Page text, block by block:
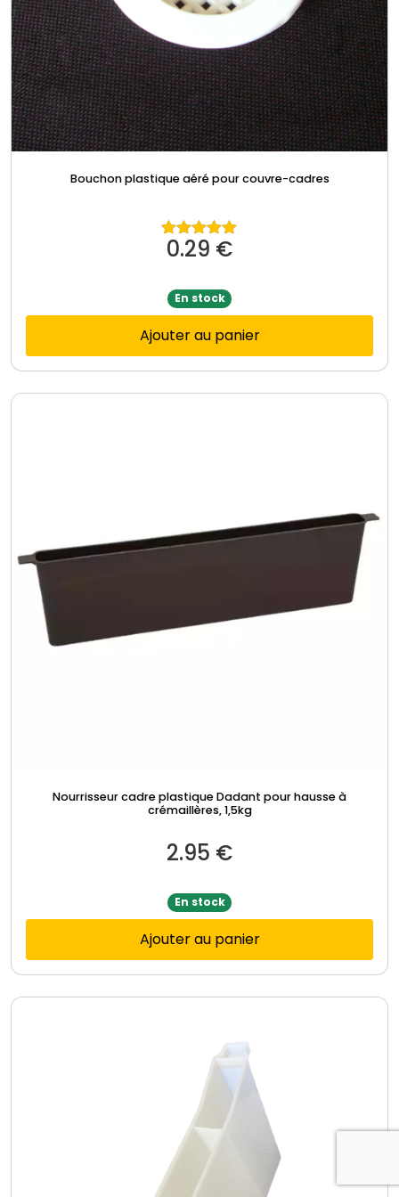
Bouchon plastique aéré pour couvre-cadres
Note5.00
sur 5
0.29 €
En stock
Ajouter au panier
Nourrisseur cadre plastique Dadant pour hausse à
crémaillères, 1,5kg
2.95 €
En stock
Ajouter au panier